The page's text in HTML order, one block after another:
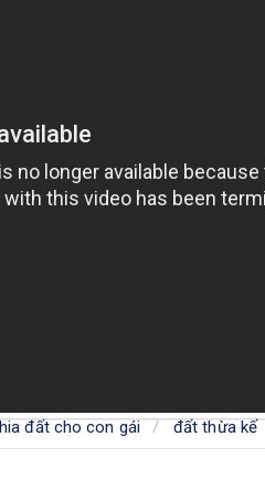
đất cho con gái đất thừa kế